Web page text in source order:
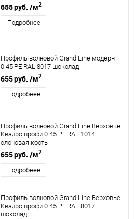
655 руб. /м2
Подробнее
Профиль волновой Grand Line модерн
0.45 PE RAL 8017 шоколад
655 руб. /м2
Подробнее
Профиль волновой Grand Line Верховье
Квадро профи 0.45 PE RAL 1014
слоновая кость
655 руб. /м2
Подробнее
Профиль волновой Grand Line Верховье
Квадро профи 0.45 PE RAL 8017
шоколад